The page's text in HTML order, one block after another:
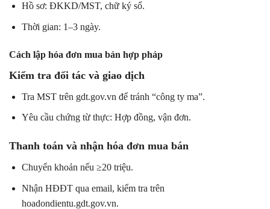
Hồ sơ: ĐKKD/MST, chữ ký số.
Thời gian: 1–3 ngày.
Cách lập hóa đơn mua bán hợp pháp
Kiểm tra đối tác và giao dịch
Tra MST trên gdt.gov.vn để tránh “công ty ma”.
Yêu cầu chứng từ thực: Hợp đồng, vận đơn.
Thanh toán và nhận hóa đơn mua bán
Chuyển khoản nếu ≥20 triệu.
Nhận HĐĐT qua email, kiểm tra trên
hoadondientu.gdt.gov.vn.